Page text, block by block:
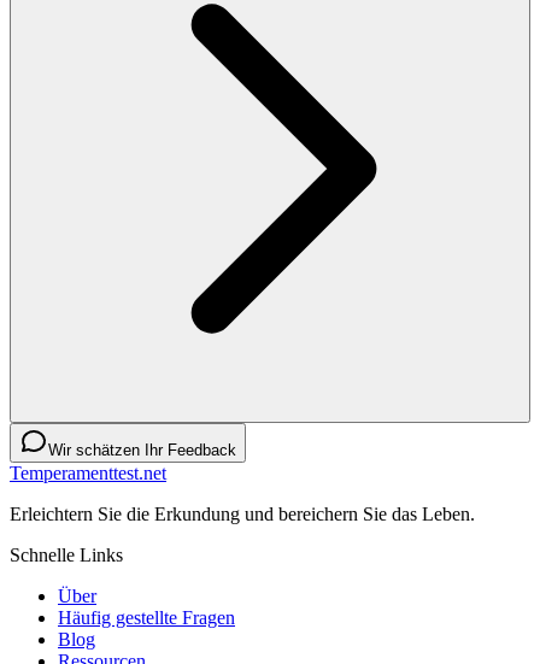
Wir schätzen Ihr Feedback
Temperamenttest.net
Erleichtern Sie die Erkundung und bereichern Sie das Leben.
Schnelle Links
Über
Häufig gestellte Fragen
Blog